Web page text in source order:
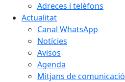
Adreces i telèfons
Actualitat
Canal WhatsApp
Notícies
Avisos
Agenda
Mitjans de comunicació